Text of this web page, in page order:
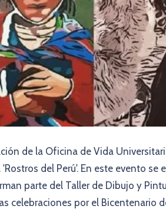
de la Oficina de Vida
del Perú'. En este evento
parte del Taller de Dibujo y
celebraciones por el Bicentenario